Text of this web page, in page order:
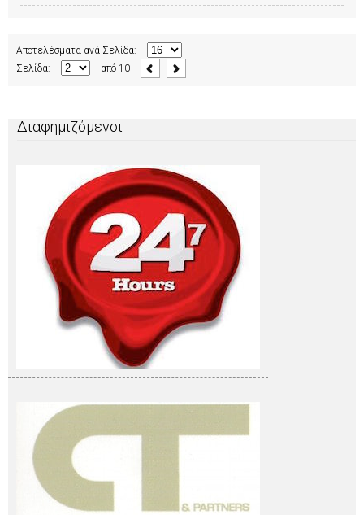
Αποτελέσματα ανά Σελίδα:
Σελίδα:
από 10
Διαφημιζόμενοι